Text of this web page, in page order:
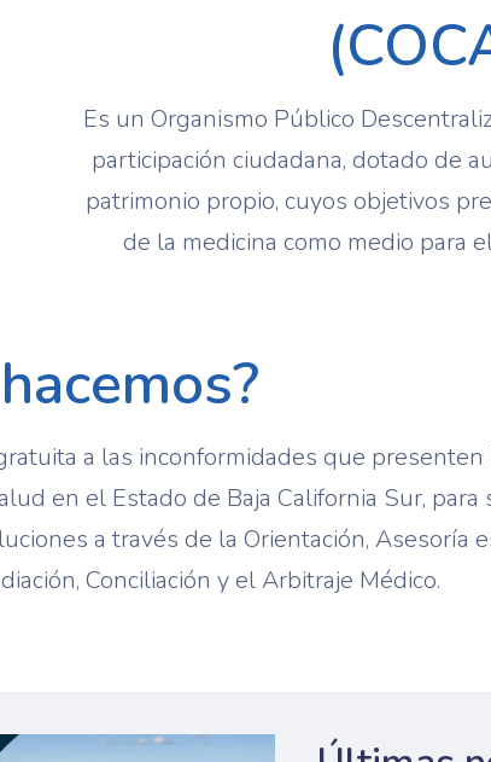
Es un Organismo Público
participación ciudadana, dotado de
patrimonio propio, cuyos objetivos
de la medicina como medio para
a las inconformidades que
en el Estado de Baja California Sur, para
a través de la Orientación, Asesoría
Conciliación y el Arbitraje Médico.